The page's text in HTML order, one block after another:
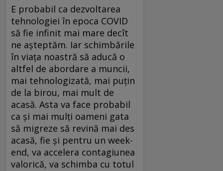
E probabil ca dezvoltarea
tehnologiei în epoca COVID
să fie infinit mai mare decît
ne așteptăm. Iar schimbările
în viața noastră să aducă o
altfel de abordare a muncii,
mai tehnologizată, mai puțin
de la birou, mai mult de
acasă. Asta va face probabil
ca și mai mulți oameni gata
să migreze să revină mai des
acasă, fie și pentru un week-
end, va accelera contagiunea
valorică, va schimba cu totul